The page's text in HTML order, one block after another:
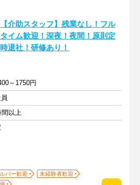
【介助スタッフ】残業なし！フル
タイム歓迎！深夜！夜間！原則定
時退社！研修あり！
～1750円
間以上
バー歓迎
未経験者歓迎